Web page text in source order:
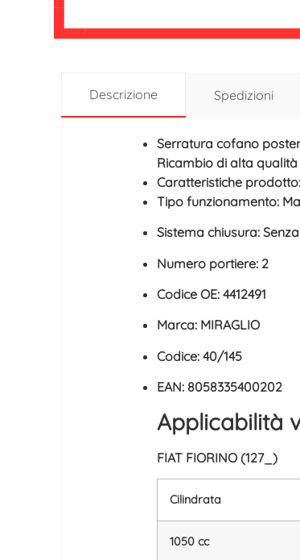
Descrizione Spedizioni
Serratura cofano
Ricambio di alta qualità
Caratteristiche prodotto:
Tipo funzionamento:
Sistema chiusura:
Numero portiere: 2
Codice OE: 4412491
Marca: MIRAGLIO
Codice: 40/145
EAN: 8058335400202
Applicabilità
FIAT FIORINO (127_)
Cilindrata
1050 cc